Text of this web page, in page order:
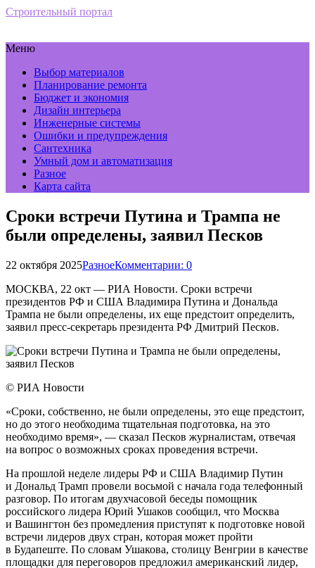
Строительный портал
Меню
Выбор материалов
Планирование ремонта
Бюджет и экономия
Дизайн интерьера
Инженерные системы
Ошибки и предупреждения
Сантехника
Умный дом и автоматизация
Разное
Карта сайта
Сроки встречи Путина и Трампа не
были определены, заявил Песков
22 октября 2025РазноеКомментарии: 0
МОСКВА, 22 окт — РИА Новости. Сроки встречи
президентов РФ и США Владимира Путина и Дональда
Трампа не были определены, их еще предстоит определить,
заявил пресс-секретарь президента РФ Дмитрий Песков.
© РИА Новости
«Сроки, собственно, не были определены, это еще предстоит,
но до этого необходима тщательная подготовка, на это
необходимо время», — сказал Песков журналистам, отвечая
на вопрос о возможных сроках проведения встречи.
На прошлой неделе лидеры РФ и США Владимир Путин
и Дональд Трамп провели восьмой с начала года телефонный
разговор. По итогам двухчасовой беседы помощник
российского лидера Юрий Ушаков сообщил, что Москва
и Вашингтон без промедления приступят к подготовке новой
встречи лидеров двух стран, которая может пройти
в Будапеште. По словам Ушакова, столицу Венгрии в качестве
площадки для переговоров предложил американский лидер,